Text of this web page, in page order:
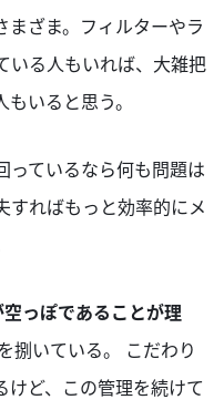
まざま。フィルターやラ
いる人もいれば、大雑把
いると思う。
っているなら何も問題は
すればもっと効率的にメ
空っぽであることが理
捌いている。 こだわり
けど、この管理を続けて